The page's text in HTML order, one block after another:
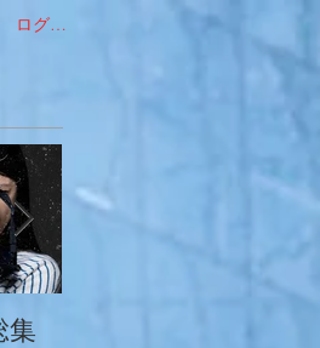
ログイン
集